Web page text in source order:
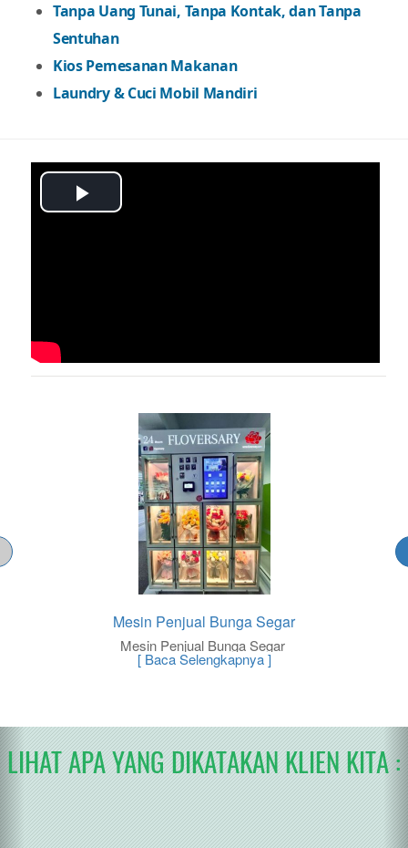
Tanpa Uang Tunai, Tanpa Kontak, dan Tanpa
Sentuhan
Kios Pemesanan Makanan
Laundry & Cuci Mobil Mandiri
Play
Mesin Penjual Bunga Segar
Mesin Penjual Bunga Segar
[ Baca Selengkapnya ]
LIHAT APA YANG DIKATAKAN KLIEN KITA :